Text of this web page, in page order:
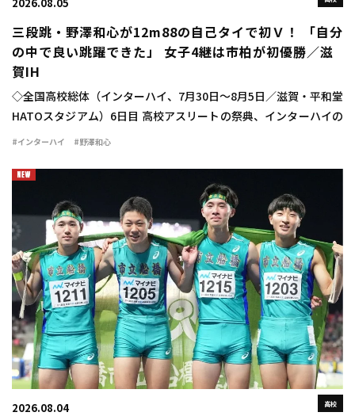
2026.08.05
三段跳・野澤和心が12m88の自己タイで初Ｖ！ 「自分
の中で良い跳躍できた」 女子4継は市柏が初優勝／滋
賀IH
◇全国高校総体（インターハイ、7月30日～8月5日／滋賀・平和堂
HATOスタジアム）6日目 高校アスリートの祭典、インターハイの
6日目が行われ、女子三段跳では野澤和心（甲府南2山梨）が
#インターハイ #野澤和心
高校
2026.08.04